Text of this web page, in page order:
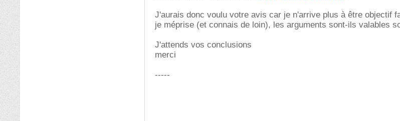
J'aurais donc voulu votre avis car je n'arrive plus à être objectif
je méprise (et connais de loin), les arguments sont-ils valables
J'attends vos conclusions
merci
-----